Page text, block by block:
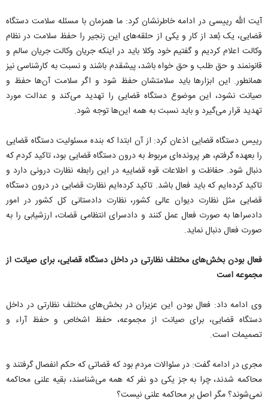
آیت الله رییسی در ادامه خاطرنشان کرد: ما همزمان با مسئله سلامت دستگاه
قضایی، یک بُعد از کار و یکی از حلقه‌های این زنجیر را حفظ سلامت در نظام
وکالت اعلام کردیم و گفتیم خود وکلا باید در اینکه جریان وکالت جریان سالم و
قانونمند و حق طلب و حق خواه باشد، پیشقدم باشند و نسبت به کارشناسی نیز
همانطور. این ابزار‌ها باید سلامتشان حفظ شود و اگر سلامت آن‌ها حفظ و
صیانت نشود، این موضوع دستگاه قضایی را تهدید می‌کند و عدالت مورد
تهدید قرار می‌گیرد و باید نسبت به همه این‌ها توجه شود.
رییس دستگاه قضایی اذعان کرد: از آن ابتدا که بنده مسئولیت دستگاه قضایی
را بعهده گرفتم، هر پرونده‌ای مربوط به درون دستگاه قضایی بود، تاکید کردم که
دنبال شود. حفاظت و اطلاعات قوه قضاییه در این رابطه نظارت درونی دارد و
تاکید کرده‌ایم که باید فعال باشد. تاکید کرده‌ایم نظارت قضایی در درون دستگاه
قضایی مثل نظارت دیوان عالی کشور، نظارت دادستانی کل کشور در امور
دادسرا‌ها به صورت فعال عمل کنند و دادسرای انتظامی قضات، ارزشیابی را به
صورت فعال دنبال نماید.
فعال بودن بخش‌های مختلف نظارتی در داخل دستگاه قضایی، برای صیانت از
مجموعه است
وی ادامه داد: فعال بودن این عزیزان در بخش‌های مختلف نظارتی در داخل
دستگاه قضایی، برای صیانت از مجموعه، حفظ اشخاص و حفظ آراء و
تصمیمات است.
مجری در ادامه گفت: در سئوالات مردم بود که قضاتی که حکم انفصال گرفتند و
محاکمه شدند، چرا به جز یکی دو نفر که همه می‌شناسند، بقیه علنی محاکمه
نمی‌شوند؟ مگر اصل بر محاکمه علنی نیست؟